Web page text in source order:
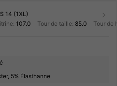
14 (1XL)
107.0 Tour de taille: 85.0 Tour de
5% Élasthanne